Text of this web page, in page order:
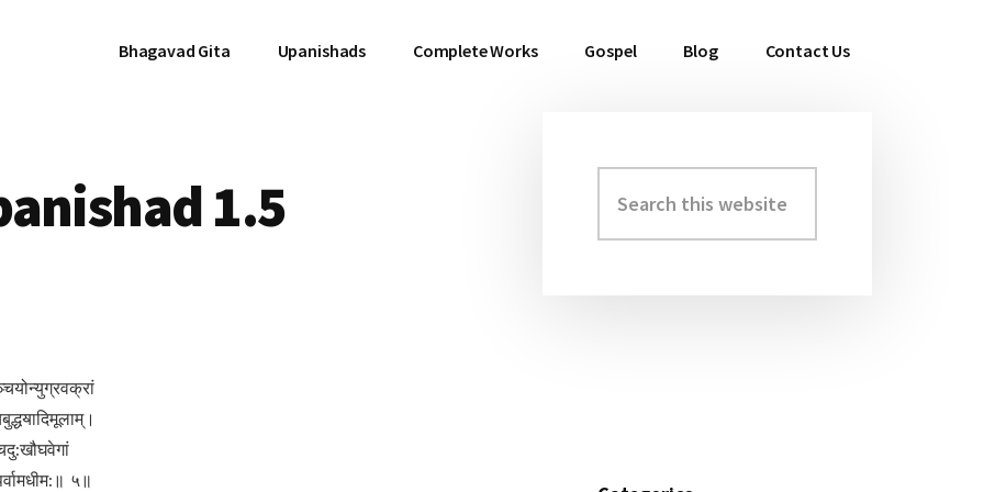
Bhagavad Gita Upanishads Complete Works Gospel Blog Contact Us
1.5
५॥
Primary
Sidebar
this
website